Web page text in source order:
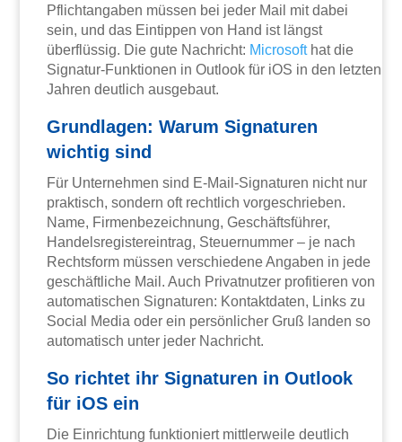
Pflichtangaben müssen bei jeder Mail mit dabei
sein, und das Eintippen von Hand ist längst
überflüssig. Die gute Nachricht: Microsofthat die
Signatur-Funktionen in Outlook für iOS in den letzten
Jahren deutlich ausgebaut.
Grundlagen: Warum Signaturen
wichtig sind
Für Unternehmen sind E-Mail-Signaturen nicht nur
praktisch, sondern oft rechtlich vorgeschrieben.
Name, Firmenbezeichnung, Geschäftsführer,
Handelsregistereintrag, Steuernummer – je nach
Rechtsform müssen verschiedene Angaben in jede
geschäftliche Mail. Auch Privatnutzer profitieren von
automatischen Signaturen: Kontaktdaten, Links zu
Social Media oder ein persönlicher Gruß landen so
automatisch unter jeder Nachricht.
So richtet ihr Signaturen in Outlook
für iOS ein
Die Einrichtung funktioniert mittlerweile deutlich